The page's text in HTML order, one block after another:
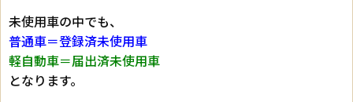
未使用車の中でも、
普通車＝登録済未使用車
軽自動車＝届出済未使用車
となります。